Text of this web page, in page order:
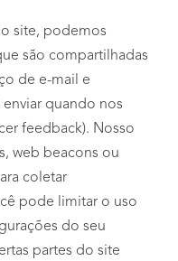
site, podemos
são compartilhadas
de e-mail e
quando nos
feedback). Nosso
web beacons ou
coletar
pode limitar o uso
do seu
partes do site